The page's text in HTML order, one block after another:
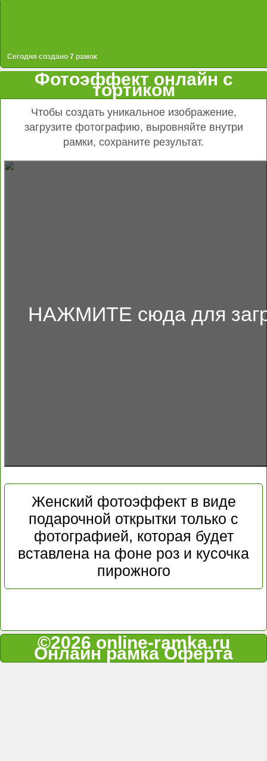
Сегодня создано 7 рамок
Фотоэффект онлайн с
тортиком
Чтобы создать уникальное изображение,
загрузите фотографию, выровняйте внутри
рамки, сохраните результат.
НАЖМИТЕ сюда для
Женский фотоэффект в виде
подарочной открытки только с
фотографией, которая будет
вставлена на фоне роз и кусочка
пирожного
©2026 online-ramka.ru
Онлайн рамкаОферта